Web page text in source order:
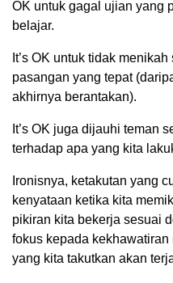
OK untuk gagal ujian yang
belajar.
It’s OK untuk tidak
pasangan yang tepat
akhirnya berantakan).
It’s OK juga dijauhi teman
terhadap apa yang kita
Ironisnya, ketakutan yang
kenyataan ketika kita
pikiran kita bekerja sesuai
fokus kepada
yang kita takutkan akan